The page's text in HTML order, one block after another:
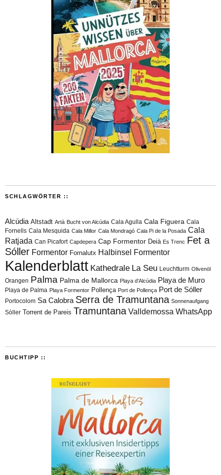
SCHLAGWÖRTER ::
Alcúdia Altstadt Artà Bucht von Alcúdia Cala Agulla Cala Figuera Cala
Fornells Cala Mesquida Cala Millor Cala Mondragó Cala Pi de la Posada Cala
Ratjada Can Picafort Capdepera Cap Formentor Deià Es Trenc Fet a
Sóller Formentor Fornalutx Halbinsel Formentor
Kalenderblatt Kathedrale La Seu Leuchtturm Olivenöl
Orangen Palma Palma de Mallorca Playa d'Alcúdia Playa de Muro
Playa de Palma Playa Formentor Pollença Port de Pollença Port de Sóller
Portocolom Sa Calobra Serra de Tramuntana Sonnenaufgang
Sòller Torrent de Pareis Tramuntana Valldemossa WhatsApp
BUCHTIPP ::